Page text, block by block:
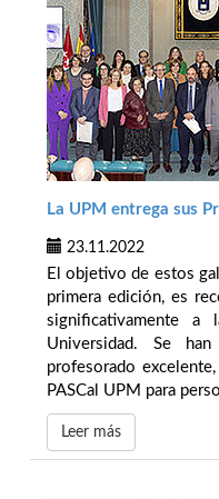
La UPM entrega sus
23.11.2022
El objetivo de estos
primera edición, es
significativamente
Universidad. Se
profesorado
PASCal UPM para
Leer más